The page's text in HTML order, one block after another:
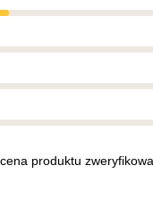
produktu